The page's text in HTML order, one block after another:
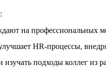
на профессиональных
HR-процессы,
подходы коллег из